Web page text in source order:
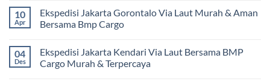
Murah
dan
Terpercaya
Cargo
Jakarta
ke
komentar
pada
Ekspedisi
Kota
Bitung
Lebih
10
Apr
Ekspedisi Jakarta Gorontalo Via Laut Murah & Aman
Bersama Bmp Cargo
komentar
pada
Ekspedisi
04
Des
Ekspedisi Jakarta Kendari Via Laut Bersama BMP
Cargo Murah & Terpercaya